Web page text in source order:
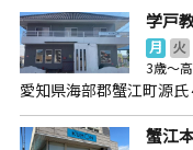
学戸
月 火
3歳～
愛知県海部郡蟹江町源
蟹江